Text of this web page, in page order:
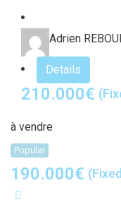
Adrien
Details
210.000€
à vendre
Popular
190.000€